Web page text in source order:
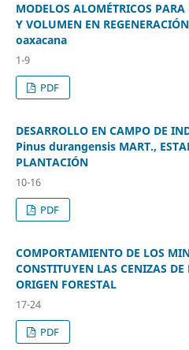
MODELOS ALOMÉTRICOS
Y VOLUMEN EN
oaxacana
1-9
PDF
DESARROLLO EN CAMPO DE
Pinus durangensis MART.,
PLANTACIÓN
10-16
PDF
COMPORTAMIENTO DE LOS
CONSTITUYEN LAS CENIZAS
ORIGEN FORESTAL
17-24
PDF